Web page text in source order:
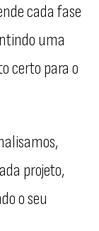
cada fase
uma
certo para o
projeto,
o seu